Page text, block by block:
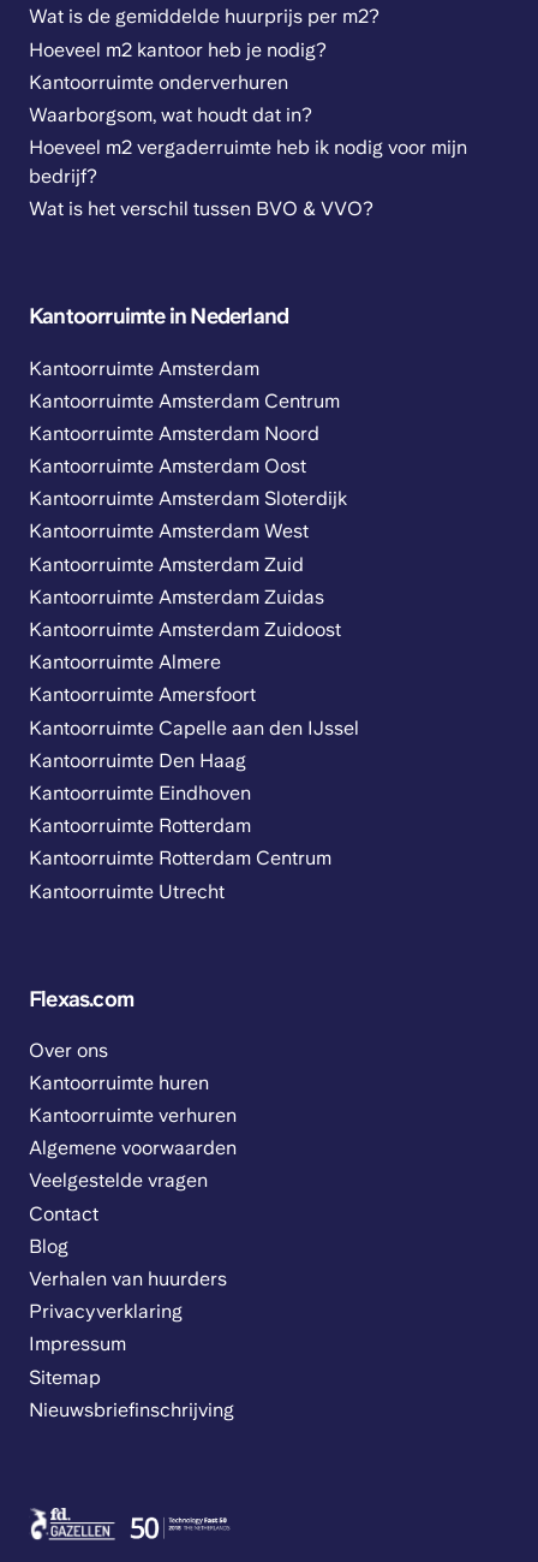
Wat is de gemiddelde huurprijs per m2?
Hoeveel m2 kantoor heb je nodig?
Kantoorruimte onderverhuren
Waarborgsom, wat houdt dat in?
Hoeveel m2 vergaderruimte heb ik nodig voor mijn
bedrijf?
Wat is het verschil tussen BVO & VVO?
Kantoorruimte in Nederland
Kantoorruimte Amsterdam
Kantoorruimte Amsterdam Centrum
Kantoorruimte Amsterdam Noord
Kantoorruimte Amsterdam Oost
Kantoorruimte Amsterdam Sloterdijk
Kantoorruimte Amsterdam West
Kantoorruimte Amsterdam Zuid
Kantoorruimte Amsterdam Zuidas
Kantoorruimte Amsterdam Zuidoost
Kantoorruimte Almere
Kantoorruimte Amersfoort
Kantoorruimte Capelle aan den IJssel
Kantoorruimte Den Haag
Kantoorruimte Eindhoven
Kantoorruimte Rotterdam
Kantoorruimte Rotterdam Centrum
Kantoorruimte Utrecht
Flexas.com
Over ons
Kantoorruimte huren
Kantoorruimte verhuren
Algemene voorwaarden
Veelgestelde vragen
Contact
Blog
Verhalen van huurders
Privacyverklaring
Impressum
Sitemap
Nieuwsbriefinschrijving